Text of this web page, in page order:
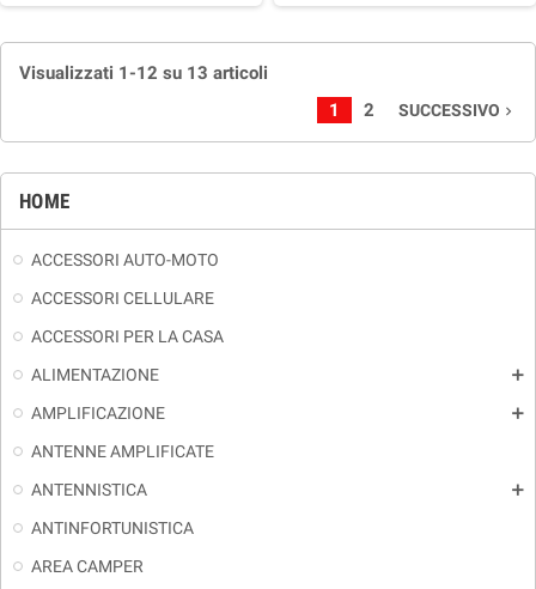
HOME
ACCESSORI AUTO-MOTO
ACCESSORI CELLULARE
ACCESSORI PER LA CASA
ALIMENTAZIONE
add
AMPLIFICAZIONE add
ANTENNE AMPLIFICATE
ANTENNISTICA
add
ANTINFORTUNISTICA
AREA CAMPER
Visualizzati 1-12 su 13 articoli
1
2 SUCCESSIVO navigate_next